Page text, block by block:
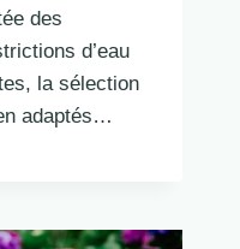
des
d’eau
la sélection
adaptés…